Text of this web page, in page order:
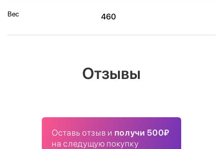
Вес 460
Отзывы
Оставь отзыв и получи 500₽
на следущую покупку